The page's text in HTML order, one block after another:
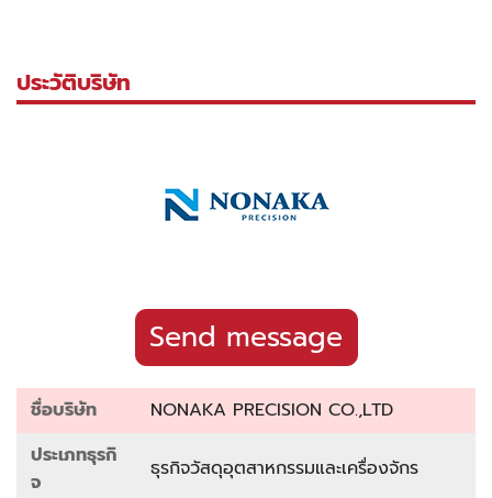
ประวัติบริษัท
Send message
ชื่อบริษัท
NONAKA PRECISION CO.,LTD
ประเภทธุรกิ
จ
ธุรกิจวัสดุอุตสาหกรรมและเครื่องจักร‎